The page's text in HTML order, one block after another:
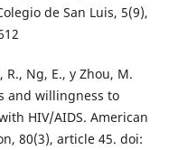
de San Luis, 5(9),
R., Ng, E., y Zhou, M.
and willingness to
HIV/AIDS. American
80(3), article 45. doi: